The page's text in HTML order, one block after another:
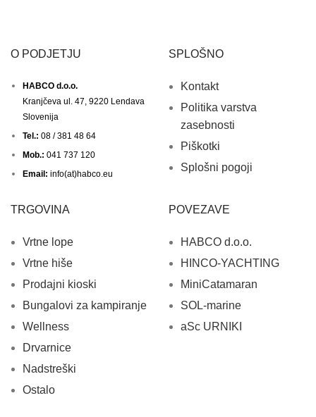
O PODJETJU
HABCO d.o.o.
Kranjčeva ul. 47, 9220 Lendava
Slovenija
Tel.: 08 / 381 48 64
Mob.: 041 737 120
Email: info(at)habco.eu
SPLOŠNO
Kontakt
Politika varstva
zasebnosti
Piškotki
Splošni pogoji
TRGOVINA
Vrtne lope
Vrtne hiše
Prodajni kioski
Bungalovi za kampiranje
Wellness
Drvarnice
Nadstreški
Ostalo
POVEZAVE
HABCO d.o.o.
HINCO-YACHTING
MiniCatamaran
SOL-marine
aSc URNIKI